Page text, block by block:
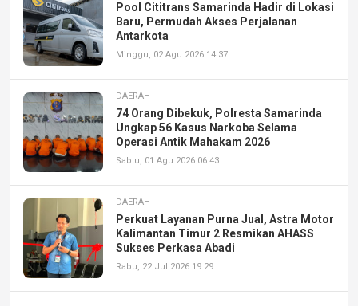
Pool Cititrans Samarinda Hadir di Lokasi
Baru, Permudah Akses Perjalanan
Antarkota
Minggu, 02 Agu 2026 14:37
DAERAH
74 Orang Dibekuk, Polresta Samarinda
Ungkap 56 Kasus Narkoba Selama
Operasi Antik Mahakam 2026
Sabtu, 01 Agu 2026 06:43
DAERAH
Perkuat Layanan Purna Jual, Astra Motor
Kalimantan Timur 2 Resmikan AHASS
Sukses Perkasa Abadi
Rabu, 22 Jul 2026 19:29